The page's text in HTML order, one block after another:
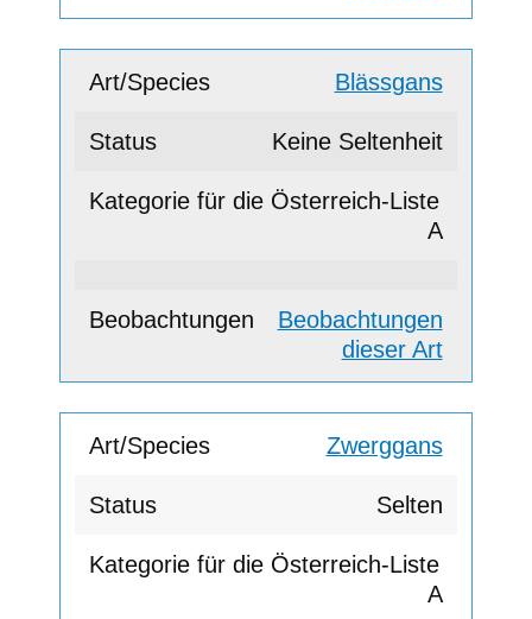
Blässgans
Keine Seltenheit
A
Beobachtungen
dieser Art
Zwerggans
Selten
A